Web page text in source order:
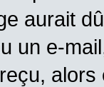
aurait
un e-